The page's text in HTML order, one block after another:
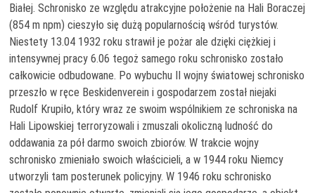
Białej. Schronisko ze względu atrakcyjne położenie na Hali Boraczej
(854 m npm) cieszyło się dużą popularnością wśród turystów.
Niestety 13.04 1932 roku strawił je pożar ale dzięki ciężkiej i
intensywnej pracy 6.06 tegoż samego roku schronisko zostało
całkowicie odbudowane. Po wybuchu II wojny światowej schronisko
przeszło w ręce Beskidenverein i gospodarzem został niejaki
Rudolf Krupiło, który wraz ze swoim wspólnikiem ze schroniska na
Hali Lipowskiej terroryzowali i zmuszali okoliczną ludność do
oddawania za pół darmo swoich zbiorów. W trakcie wojny
schronisko zmieniało swoich właścicieli, a w 1944 roku Niemcy
utworzyli tam posterunek policyjny. W 1946 roku schronisko